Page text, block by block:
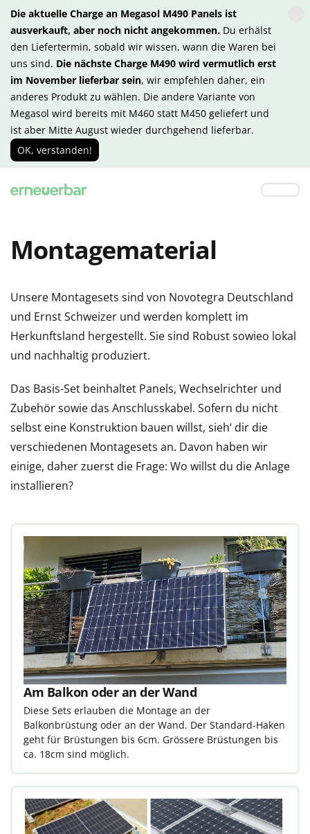
Die aktuelle Charge an Megasol M490 Panels ist
ausverkauft, aber noch nicht angekommen. Du erhälst
den Liefertermin, sobald wir wissen, wann die Waren bei
uns sind. Die nächste Charge M490 wird vermutlich erst
im November lieferbar sein, wir empfehlen daher, ein
anderes Produkt zu wählen. Die andere Variante von
Megasol wird bereits mit M460 statt M450 geliefert und
ist aber Mitte August wieder durchgehend lieferbar.
OK, verstanden!
Montagematerial
Unsere Montagesets sind von Novotegra Deutschland
und Ernst Schweizer und werden komplett im
Herkunftsland hergestellt. Sie sind Robust sowieo lokal
und nachhaltig produziert.
Das Basis-Set beinhaltet Panels, Wechselrichter und
Zubehör sowie das Anschlusskabel. Sofern du nicht
selbst eine Konstruktion bauen willst, sieh‘ dir die
verschiedenen Montagesets an. Davon haben wir
einige, daher zuerst die Frage: Wo willst du die Anlage
installieren?
Am Balkon oder an der Wand
Diese Sets erlauben die Montage an der
Balkonbrüstung oder an der Wand. Der Standard-Haken
geht für Brüstungen bis 6cm. Grössere Brüstungen bis
ca. 18cm sind möglich.